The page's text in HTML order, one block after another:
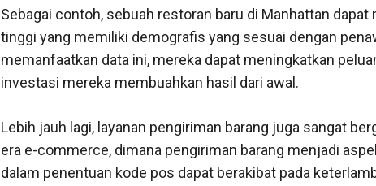
Sebagai contoh, sebuah restoran baru di Manhattan
tinggi yang memiliki demografis yang sesuai dengan
memanfaatkan data ini, mereka dapat meningkatkan
investasi mereka membuahkan hasil dari awal.
Lebih jauh lagi, layanan pengiriman barang juga sangat
era e-commerce, dimana pengiriman barang menjadi
dalam penentuan kode pos dapat berakibat pada